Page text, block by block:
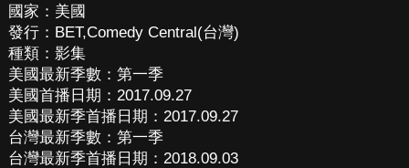
國家：美國
發行：BET,Comedy Central(台灣)
種類：影集
美國最新季數：第一季
美國首播日期：2017.09.27
美國最新季首播日期：2017.09.27
台灣最新季數：第一季
台灣最新季首播日期：2018.09.03